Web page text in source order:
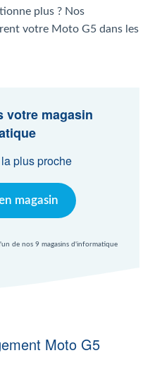
plus ? Nos
votre Moto G5 dans les
votre magasin
plus proche
magasin
de nos 9 magasins d'informatique
Moto G5